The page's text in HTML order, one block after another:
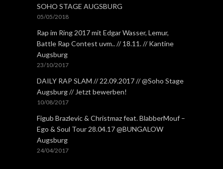
SOHO STAGE AUGSBURG
05/05/2018
Rap im Ring 2017 mit Edgar Wasser, Lemur,
Battle Rap Contest uvm.. // 18.11. // Kantine
Augsburg
23/10/2017
DAILY RAP SLAM // 22.09.2017 // @Soho Stage
Augsburg // Jetzt bewerben!
10/08/2017
Figub Brazlevic & Christmaz feat. BlabberMouf –
Ego & Soul Tour 28.04.17 @BUNGALOW
Augsburg
24/04/2017